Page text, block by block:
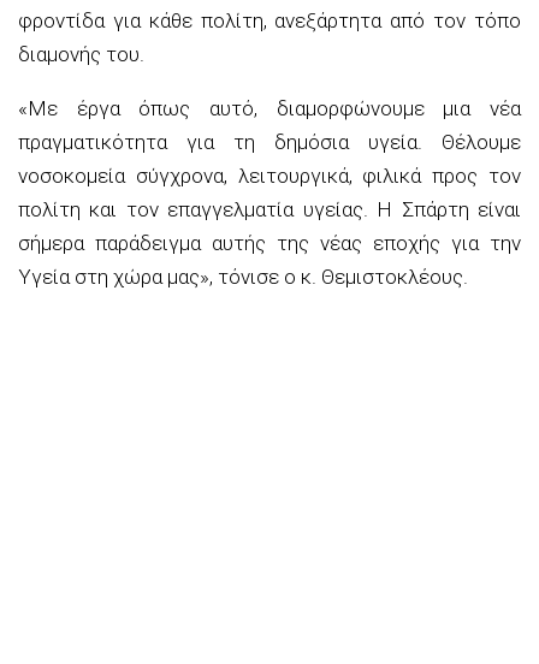
φροντίδα για κάθε πολίτη, ανεξάρτητα από τον τόπο
διαμονής του.
«Με έργα όπως αυτό, διαμορφώνουμε μια νέα
πραγματικότητα για τη δημόσια υγεία. Θέλουμε
νοσοκομεία σύγχρονα, λειτουργικά, φιλικά προς τον
πολίτη και τον επαγγελματία υγείας. Η Σπάρτη είναι
σήμερα παράδειγμα αυτής της νέας εποχής για την
Υγεία στη χώρα μας», τόνισε ο κ. Θεμιστοκλέους.